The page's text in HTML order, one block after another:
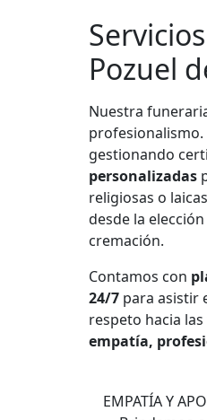
Pozuel
Nuestra
gestionando
personalizadas
religiosas o
desde la
cremación.
Contamos con
24/7 para asistir
respeto hacia
empatía,
EMPATÍA Y